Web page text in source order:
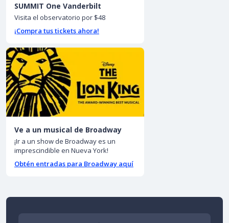
SUMMIT One Vanderbilt
Visita el observatorio por $48
¡Compra tus tickets ahora!
Ve a un musical de Broadway
¡Ir a un show de Broadway es un
imprescindible en Nueva York!
Obtén entradas para Broadway aquí